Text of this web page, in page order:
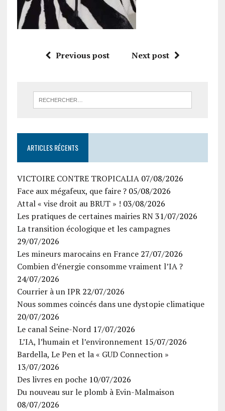
Previous post Next post
ARTICLES RÉCENTS
VICTOIRE CONTRE TROPICALIA 07/08/2026
Face aux mégafeux, que faire ? 05/08/2026
Attal « vise droit au BRUT » ! 03/08/2026
Les pratiques de certaines mairies RN 31/07/2026
La transition écologique et les campagnes
29/07/2026
Les mineurs marocains en France 27/07/2026
Combien d’énergie consomme vraiment l’IA ?
24/07/2026
Courrier à un IPR 22/07/2026
Nous sommes coincés dans une dystopie climatique
20/07/2026
Le canal Seine-Nord 17/07/2026
L’IA, l’humain et l’environnement 15/07/2026
Bardella, Le Pen et la « GUD Connection »
13/07/2026
Des livres en poche 10/07/2026
Du nouveau sur le plomb à Evin-Malmaison
08/07/2026